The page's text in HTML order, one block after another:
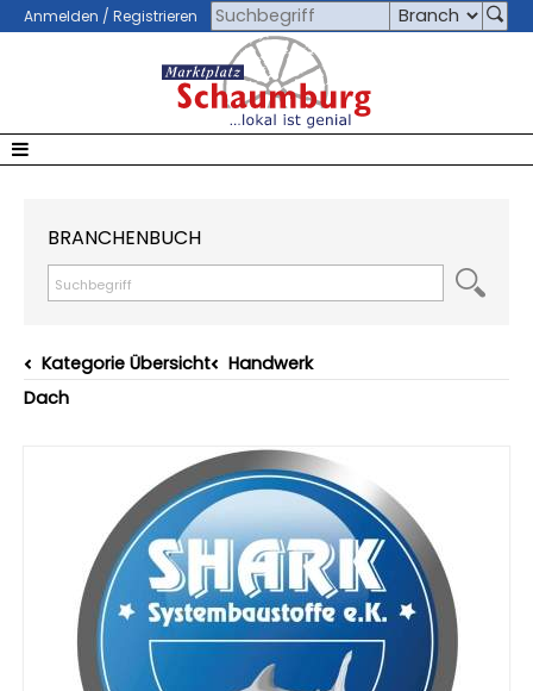
Anmelden / Registrieren
BRANCHENBUCH
Kategorie Übersicht
Handwerk
Dach